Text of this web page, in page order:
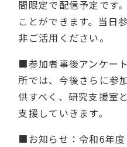
間限定で配信予定です
ことができます。当日
非ご活用ください。
■参加者事後アンケー
所では、今後さらに参
供すべく、研究支援室
支援していきます。
■お知らせ：令和6年